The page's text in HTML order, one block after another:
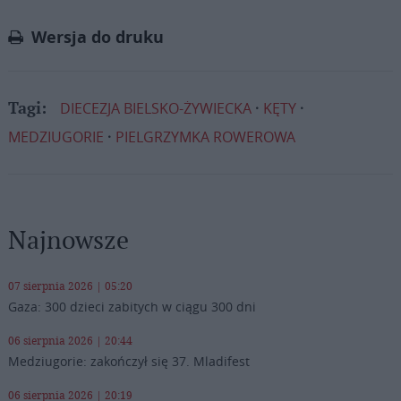
Wersja do druku
Tagi: DIECEZJA BIELSKO-ŻYWIECKA
KĘTY
MEDZIUGORIE
PIELGRZYMKA ROWEROWA
Najnowsze
07 sierpnia 2026 | 05:20
Gaza: 300 dzieci zabitych w ciągu 300 dni
06 sierpnia 2026 | 20:44
Medziugorie: zakończył się 37. Mladifest
06 sierpnia 2026 | 20:19